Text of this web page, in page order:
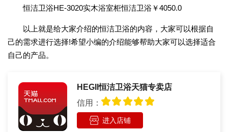
恒洁卫浴HE-3020实木浴室柜恒洁卫浴￥4050.0
以上就是给大家介绍的恒洁卫浴的内容，大家可以根据自
己的需求进行选择!希望小编的介绍能够帮助大家可以选择适合
自己的产品。
HEGII恒洁卫浴天猫专卖店
信用：
进入店铺